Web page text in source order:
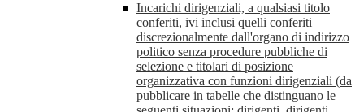
Incarichi dirigenziali, a qualsiasi titolo
conferiti, ivi inclusi quelli conferiti
discrezionalmente dall'organo di indirizzo
politico senza procedure pubbliche di
selezione e titolari di posizione
organizzativa con funzioni dirigenziali (da
pubblicare in tabelle che distinguano le